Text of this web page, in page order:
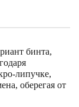
бинта,
липучке,
оберегая от